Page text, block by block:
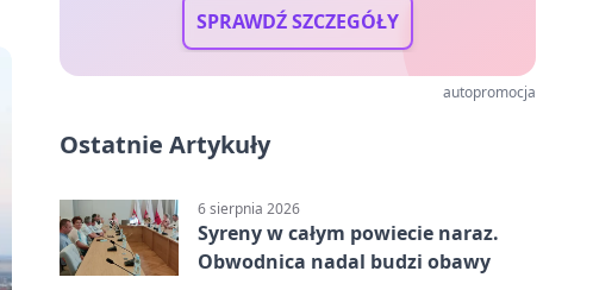
SPRAWDŹ SZCZEGÓŁY
autopromocja
Ostatnie Artykuły
6 sierpnia 2026
Syreny w całym powiecie naraz.
Obwodnica nadal budzi obawy